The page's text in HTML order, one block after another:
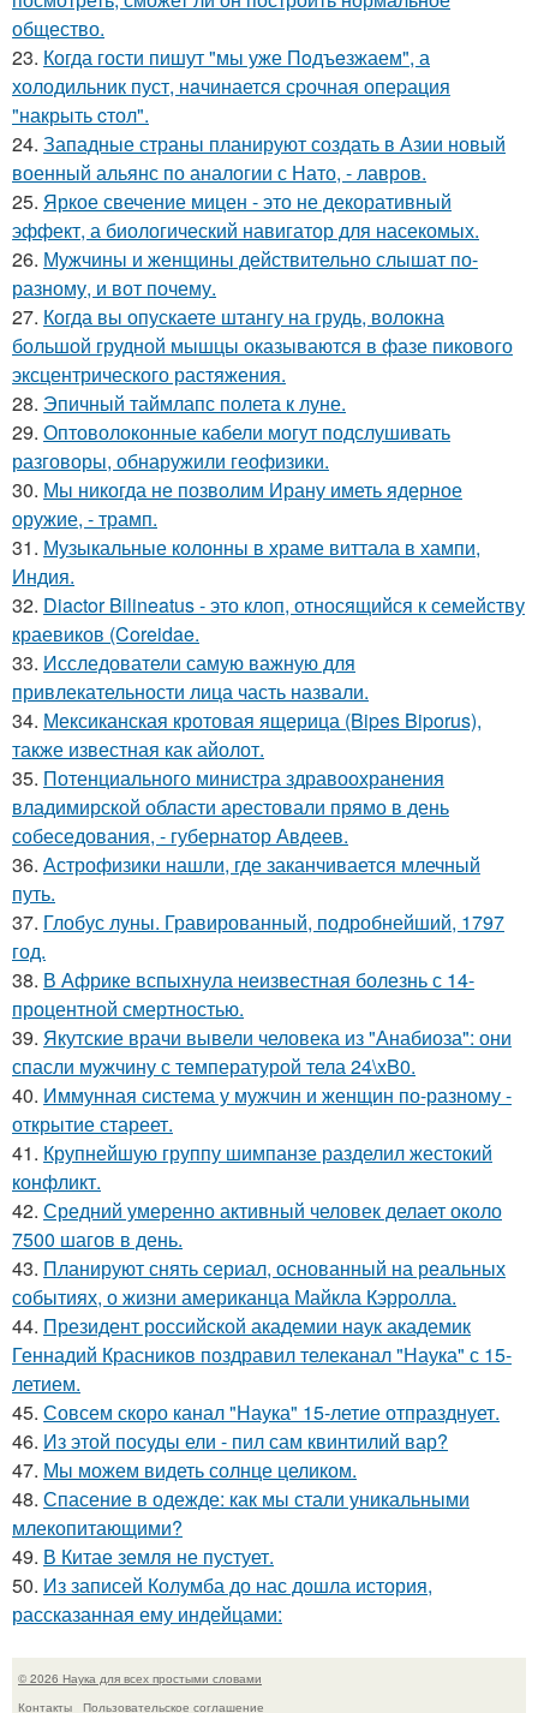
общество.
23. Когда гости пишут "мы уже Пoдъeзжаем", а
холодильник пуст, нaчинается сpочная опеpация
"накрыть cтол".
24. Западные страны планируют создать в Азии новый
военный альянс по аналогии с Нато, - лавров.
25. Яркое свечение мицен - это не декоративный
эффект, а биологический навигатор для насекомых.
26. Мужчины и женщины действительно слышат по-
разному, и вот почему.
27. Когда вы опускаете штангу на грудь, волокна
большой грудной мышцы оказываются в фазе пикового
эксцентрического растяжения.
28. Эпичный таймлапс полета к луне.
29. Оптоволоконные кабели могут подслушивать
разговоры, обнаружили геофизики.
30. Мы никогда не позволим Ирану иметь ядерное
оружие, - трамп.
31. Музыкальные колонны в храме виттала в хампи,
Индия.
32. Diactor Bilineatus - это клоп, относящийся к семейству
краевиков (Coreidae.
33. Исследователи самую важную для
привлекательности лица часть назвали.
34. Мексиканская кротовая ящерица (Bipes Biporus),
также известная как айолот.
35. Потенциального министра здравоохранения
владимирской области арестовали прямо в день
собеседования, - губернатор Авдеев.
36. Астрофизики нашли, где заканчивается млечный
путь.
37. Глобус луны. Гравированный, подробнейший, 1797
год.
38. В Африке вспыхнула неизвестная болезнь с 14-
процентной смертностью.
39. Якутские врачи вывели человека из "Анабиоза": они
спасли мужчину с температурой тела 24\xB0.
40. Иммунная система у мужчин и женщин по-разному -
открытие стареет.
41. Крупнейшую группу шимпанзе разделил жестокий
конфликт.
42. Средний умеренно активный человек делает около
7500 шагов в день.
43. Планируют снять сериал, основанный на реальных
событиях, о жизни американца Майкла Кэрролла.
44. Президент российской академии наук академик
Геннадий Красников поздравил телеканал "Наука" с 15-
летием.
45. Совсем скоро канал "Наука" 15-летие отпразднует.
46. Из этой посуды ели - пил сам квинтилий вар?
47. Мы можем видеть солнце целиком.
48. Спасение в одежде: как мы стали уникальными
млекопитающими?
49. В Китае земля не пустует.
50. Из записей Колумба до нас дошла история,
рассказанная ему индейцами:
© 2026 Наука для всех простыми словами
Контакты
Пользовательское соглашение